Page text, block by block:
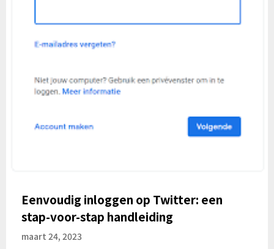
Eenvoudig inloggen op Twitter: een
stap-voor-stap handleiding
maart 24, 2023